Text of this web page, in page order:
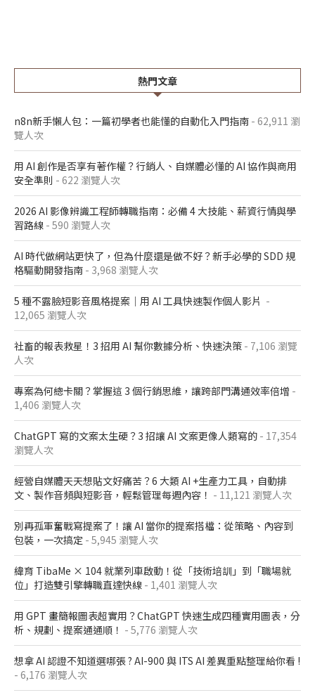
熱門文章
n8n新手懶人包：一篇初學者也能懂的自動化入門指南 - 62,911 瀏
覽人次
用 AI 創作是否享有著作權？行銷人、自媒體必懂的 AI 協作與商用
安全準則 - 622 瀏覽人次
2026 AI 影像辨識工程師轉職指南：必備 4 大技能、薪資行情與學
習路線 - 590 瀏覽人次
AI 時代做網站更快了，但為什麼還是做不好？新手必學的 SDD 規
格驅動開發指南 - 3,968 瀏覽人次
5 種不露臉短影音風格提案｜用 AI 工具快速製作個人影片 -
12,065 瀏覽人次
社畜的報表救星！3 招用 AI 幫你數據分析、快速決策 - 7,106 瀏覽
人次
專案為何總卡關？掌握這 3 個行銷思維，讓跨部門溝通效率倍增 -
1,406 瀏覽人次
ChatGPT 寫的文案太生硬？3 招讓 AI 文案更像人類寫的 - 17,354
瀏覽人次
經營自媒體天天想貼文好痛苦？6 大類 AI +生產力工具，自動排
文、製作音頻與短影音，輕鬆管理每週內容！ - 11,121 瀏覽人次
別再孤軍奮戰寫提案了！讓 AI 當你的提案搭檔：從策略、內容到
包裝，一次搞定 - 5,945 瀏覽人次
緯育 TibaMe × 104 就業列車啟動！從「技術培訓」到「職場就
位」打造雙引擎轉職直達快線 - 1,401 瀏覽人次
用 GPT 畫簡報圖表超實用？ChatGPT 快速生成四種實用圖表，分
析、規劃、提案通通順！ - 5,776 瀏覽人次
想拿 AI 認證不知道選哪張 ? AI-900 與 ITS AI 差異重點整理給你看 !
- 6,176 瀏覽人次